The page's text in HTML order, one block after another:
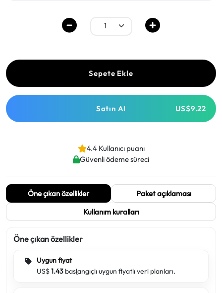
Sepete Ekle
Satın Al US$9.22
4.4 Kullanıcı puanı
Güvenli ödeme süreci
Öne çıkan özellikler
Paket açıklaması
Kullanım kuralları
Öne çıkan özellikler
Uygun fiyat
US$1.43 başlangıçlı uygun fiyatlı veri planları.